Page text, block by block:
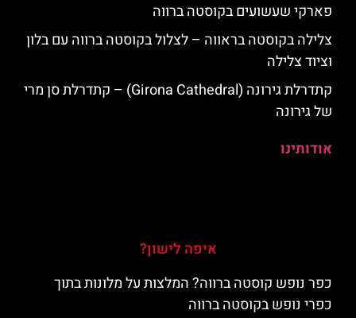
פארקי שעשועים בקוסטה ברווה
צלילה בקוסטה בראווה – לצלול בקוסטה ברווה עם בלון
וציוד צלילה
קתדרלת גירונה (Girona Cathedral) – קתדרלת סן מרי
של גירונה
אודותינו
איפה לישון?
כפר נופש קוסטה ברווה? המלצות על מלונות בתוך
כפרי נופש בקוסטה ברווה